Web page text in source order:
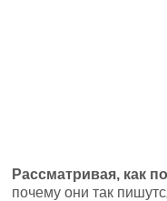
Рассматривая, как
почему они так